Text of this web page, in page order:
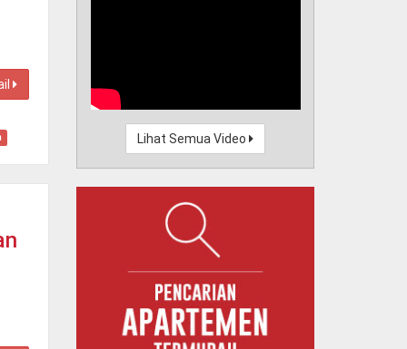
Lihat Semua Video